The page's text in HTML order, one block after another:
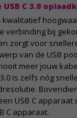
C 3.0
kwalitatief
verbinding bij
zorgt voor
van de USB
meer jouw
is zelfs nóg
USB C apparaat
C apparaat.